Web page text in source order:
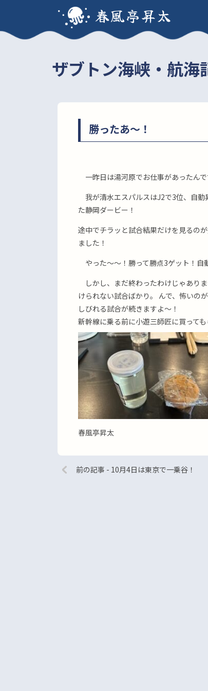
春風亭昇太
ザブトン海峡・航海
勝ったあ〜！
一昨日は湯河原でお仕事があったん
我が清水エスパルスはJ2で3位、自動
た静岡ダービー！
途中でチラッと試合結果だけを見るの
ました！
やった〜〜！勝って勝点3ゲット！
しかし、まだ終わったわけじゃあり
けられない試合ばかり。 んで、怖いの
しびれる試合が続きますよ〜！
新幹線に乗る前に小遊三師匠に買って
春風亭昇太
前の記事 - 10月4日は東京で一乗谷！